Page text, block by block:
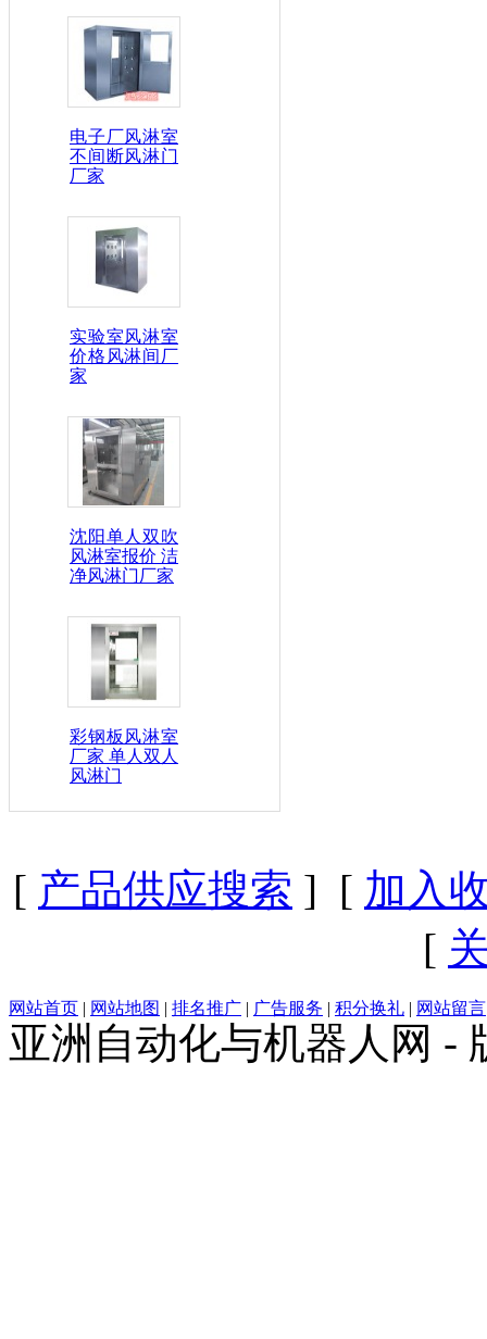
电子厂风淋室
不间断风淋门
厂家
实验室风淋室
价格风淋间厂
家
沈阳单人双吹
风淋室报价 洁
净风淋门厂家
彩钢板风淋室
厂家 单人双人
风淋门
[ 产品供应搜索 ] [ 加入
[
网站首页 | 网站地图 | 排名推广 | 广告服务 | 积分换礼 | 网站留言
亚洲自动化与机器人网 -